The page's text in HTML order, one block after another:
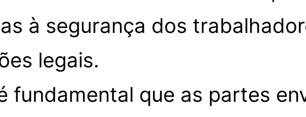
à segurança dos
legais.
fundamental que as partes